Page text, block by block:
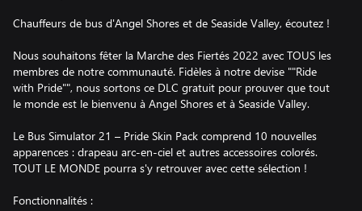
Chauffeurs de bus d'Angel Shores et de Seaside Valley, écoutez !
Nous souhaitons fêter la Marche des Fiertés 2022 avec TOUS les
membres de notre communauté. Fidèles à notre devise ""Ride
with Pride"", nous sortons ce DLC gratuit pour prouver que tout
le monde est le bienvenu à Angel Shores et à Seaside Valley.
Le Bus Simulator 21 – Pride Skin Pack comprend 10 nouvelles
apparences : drapeau arc-en-ciel et autres accessoires colorés.
TOUT LE MONDE pourra s'y retrouver avec cette sélection !
Fonctionnalités :